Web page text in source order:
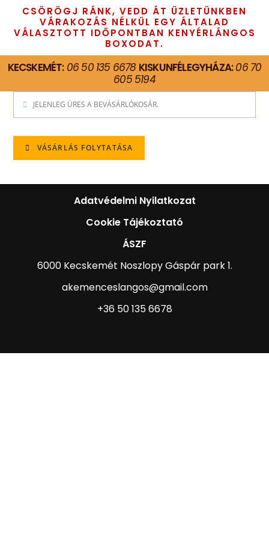
CSÖRÖGJ RÁNK, VEDD ÁT ÜZLETÜNKBEN
VÁRAKOZÁS NÉLKÜL EGY ÁLTALAD
VÁLASZTOTT IDŐPONTBAN KENYÉRLÁNGOS
BOXODAT.
KECSKEMÉT: 06 50 135 6678 KISKUNFÉLEGYHÁZA:06 70
605 5194
JELENLEG ÜRES A BEVÁSÁRLÓKOSÁR.
VÁSÁRLÁS FOLYTATÁSA
Adatvédelmi Nyilatkozat
Cookie Tájékoztató
ÁSZF
6000 Kecskemét Noszlopy Gáspár park 1.
akemenceslangos@gmail.com
+36 50 135 6678